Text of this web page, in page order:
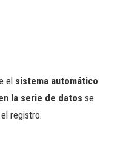
el sistema automático
la serie de datos se
registro.